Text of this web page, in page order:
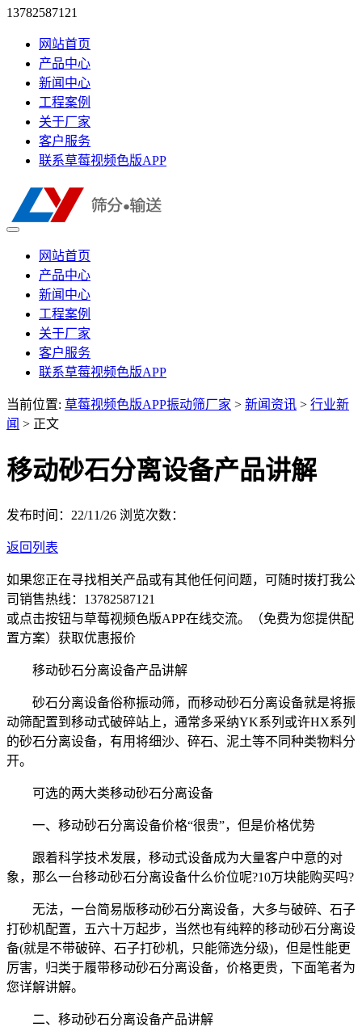
13782587121
网站首页
产品中心
新闻中心
工程案例
关于厂家
客户服务
联系草莓视频色版APP
网站首页
产品中心
新闻中心
工程案例
关于厂家
客户服务
联系草莓视频色版APP
当前位置: 草莓视频色版APP振动筛厂家 > 新闻资讯 > 行业新
闻 > 正文
移动砂石分离设备产品讲解
发布时间：22/11/26 浏览次数：
返回列表
如果您正在寻找相关产品或有其他任何问题，可随时拨打我公
司销售热线： 13782587121
或点击按钮与草莓视频色版APP在线交流。（免费为您提供配
置方案） 获取优惠报价
移动砂石分离设备产品讲解
砂石分离设备俗称振动筛，而移动砂石分离设备就是将振
动筛配置到移动式破碎站上，通常多采纳YK系列或许HX系列
的砂石分离设备，有用将细沙、碎石、泥土等不同种类物料分
开。
可选的两大类移动砂石分离设备
一、移动砂石分离设备价格“很贵”，但是价格优势
跟着科学技术发展，移动式设备成为大量客户中意的对
象，那么一台移动砂石分离设备什么价位呢?10万块能购买吗?
无法，一台简易版移动砂石分离设备，大多与破碎、石子
打砂机配置，五六十万起步，当然也有纯粹的移动砂石分离设
备(就是不带破碎、石子打砂机，只能筛选分级)，但是性能更
厉害，归类于履带移动砂石分离设备，价格更贵，下面笔者为
您详解讲解。
二、移动砂石分离设备产品讲解